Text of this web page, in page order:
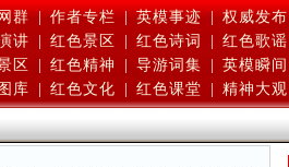
群 | 作者专栏 | 英模事迹 | 权威发布
讲 红色景区 红色诗词 红色歌谣
区 红色精神 导游词集 英模瞬间
库 红色文化 红色课堂 精神大观